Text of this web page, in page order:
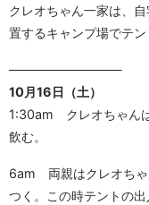
クレオちゃん一家は、
置するキャンプ場でテン
—————————
10月16日（土）
1:30am クレオちゃん
飲む。
6am 両親はクレオちゃ
つく。この時テントの